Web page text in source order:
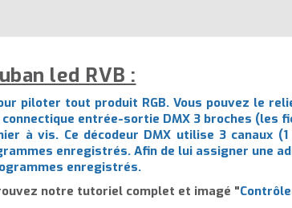
led RVB :
piloter tout produit RGB. Vous pouvez le
entrée-sortie DMX 3 broches
à vis. Ce décodeur DMX utilise 3 canaux
enregistrés. Afin de lui assigner une
enregistrés.
notre tutoriel complet et imagé "